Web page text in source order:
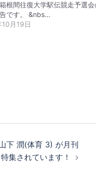
根間往復大学駅伝競走予選会
です。 &nbs…
月19日
下 潤(体育 3) が月刊
集されています！